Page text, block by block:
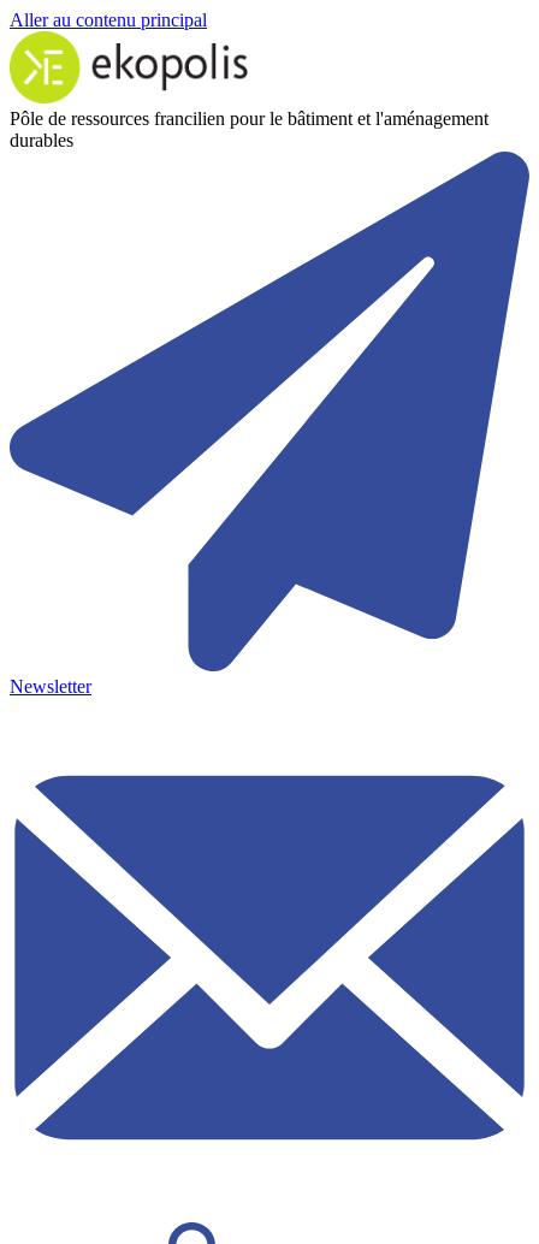
Aller au contenu principal
Pôle de ressources francilien pour le bâtiment et l'aménagement
durables
Newsletter